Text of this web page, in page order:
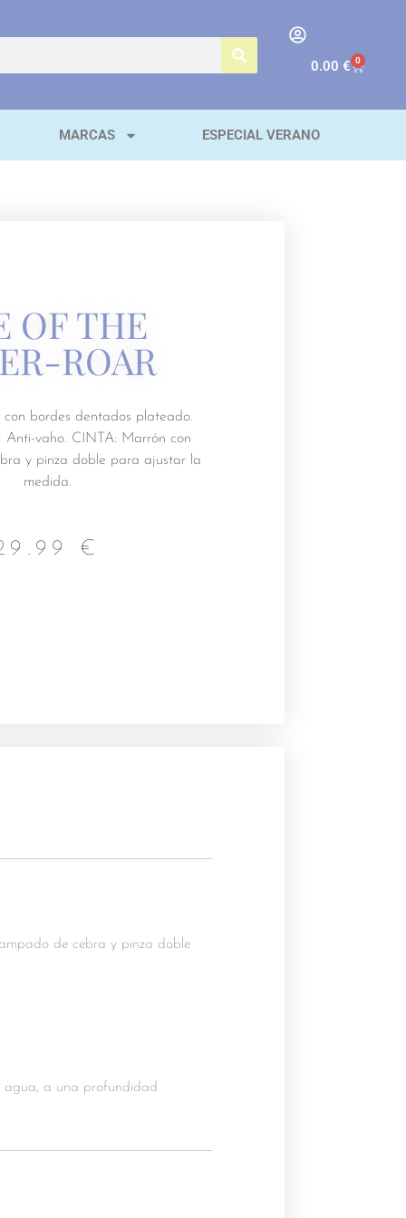
0.00 € 0
MARCAS ESPECIAL VERANO
OF THE
ROAR
con bordes dentados plateado.
Anti-vaho. CINTA: Marrón con
y pinza doble para ajustar la
medida.
€
de cebra y pinza doble
agua, a una profundidad